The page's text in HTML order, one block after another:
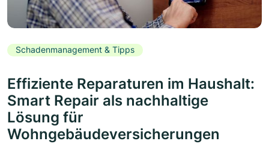
Schadenmanagement & Tipps
Effiziente Reparaturen im Haushalt:
Smart Repair als nachhaltige
Lösung für
Wohngebäudeversicherungen